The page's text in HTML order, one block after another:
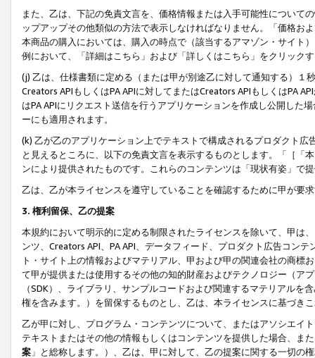
また、乙は、下記の免責文言を、価格情報または入手可能性について
ップアップその他類似の方法で表示しなければなりません。「価格
本商品の購入においては、購入の時点で（該当するアマゾン・サイト
例において、「詳細はこちら」および「詳しくはこちら」をクリック
(j) 乙は、仕様書類に定める（または甲が別途乙に対して通知する）
Creators APIもしくはPA APIに対してまたはCreators APIもしくはPA
はPA APIにリクエスト送信を行うアプリケーションを作成し公開した
ーにも適用されます。
(k) 乙が乙のアプリケーション上でテキストで構成されるプロダクト
と見えるところに、以下の免責文言を表示するものとします。「［「
ンにより提供されたものです。これらのコンテンツは「現状有姿」で
乙は、乙が本ライセンスを遵守していることを確認するために甲が要
3. 権利留保、乙の提案
本規約において明示的に定める制限されたライセンスを除いて、甲は
ンツ、Creators API、PA API、データフィード、プロダクト広告コン
ト・サイト上の情報およびマテリアル、甲および甲の関連会社の商
て甲が提供または使用するその他の知的財産およびテクノロジー（ア
（SDK）、ライブラリ、サンプルコードおよび関連するマテリアル
権を含みます。）を留保するものとし、乙は、本ライセンスに基づき
乙が甲に対し、プログラム・コンテンツについて、またはアソシエイ
テキストまたはその他の情報もしくはコンテンツを提供した場合、ま
案 」と総称します。）、乙は、甲に対して、乙の提案に関する一切